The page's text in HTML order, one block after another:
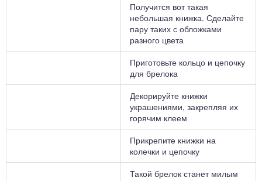
Получится вот такая
небольшая книжка. Сделайте
пару таких с обложками
разного цвета
Приготовьте кольцо и цепочку
для брелока
Декорируйте книжки
украшениями, закрепляя их
горячим клеем
Прикрепите книжки на
колечки и цепочку
Такой брелок станет милым